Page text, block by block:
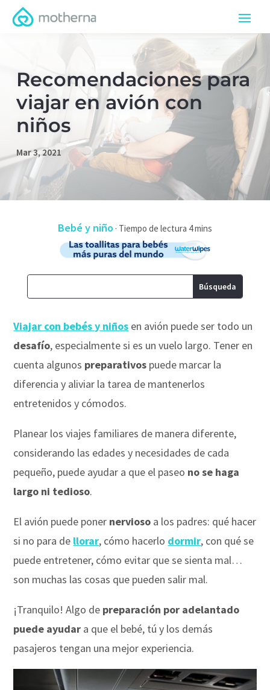
Recomendaciones para
viajar en avión con
niños
Mar 3, 2021
Bebé y niño ·
Viajar con bebés y niños en avión puede ser todo un
desafío, especialmente si es un vuelo largo. Tener en
cuenta algunos preparativos puede marcar la
diferencia y aliviar la tarea de mantenerlos
entretenidos y cómodos.
Planear los viajes familiares de manera diferente,
considerando las edades y necesidades de cada
pequeño, puede ayudar a que el paseo no se haga
largo ni tedioso.
El avión puede poner nervioso a los padres: qué hacer
si no para de llorar, cómo hacerlo dormir, con qué se
puede entretener, cómo evitar que se sienta mal…
son muchas las cosas que pueden salir mal.
¡Tranquilo! Algo de preparación por adelantado
puede ayudar a que el bebé, tú y los demás
pasajeros tengan una mejor experiencia.